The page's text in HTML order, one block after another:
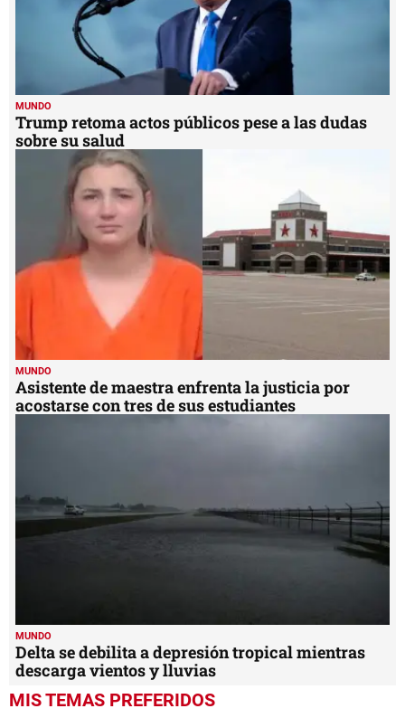
MUNDO
Trump retoma actos públicos pese a las dudas
sobre su salud
MUNDO
Asistente de maestra enfrenta la justicia por
acostarse con tres de sus estudiantes
MUNDO
Delta se debilita a depresión tropical mientras
descarga vientos y lluvias
MIS TEMAS PREFERIDOS